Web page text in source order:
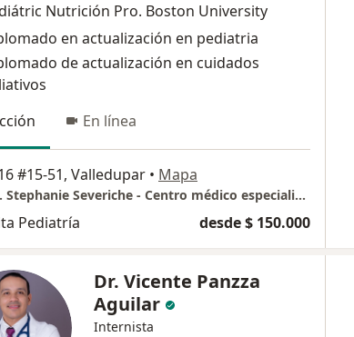
Nutrición Pro. Boston University
en actualización en pediatria
de actualización en cuidados
En línea
#15-51, Valledupar • Mapa
Dra. Stephanie Severiche - Centro médico especialista Consultorio 205
Pediatría desde $ 150.000
Dr. Vicente Panzza
Aguilar
Internista